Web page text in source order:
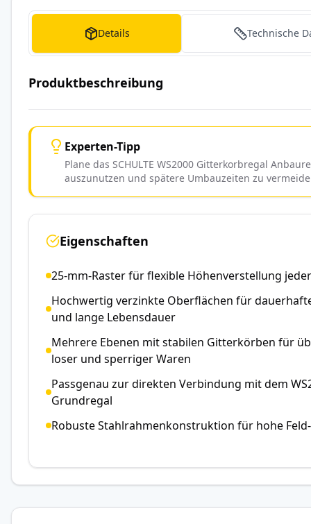
Details Technische
Produktbeschreibung
Experten-Tipp
Plane das SCHULTE WS2000 Gitterkorbregal
auszunutzen und spätere Umbauzeiten zu
Eigenschaften
25-mm-Raster für flexible Höhenverstellung
Hochwertig verzinkte Oberflächen für
und lange Lebensdauer
Mehrere Ebenen mit stabilen Gitterkörben für
loser und sperriger Waren
Passgenau zur direkten Verbindung mit dem
Grundregal
Robuste Stahlrahmenkonstruktion für hohe